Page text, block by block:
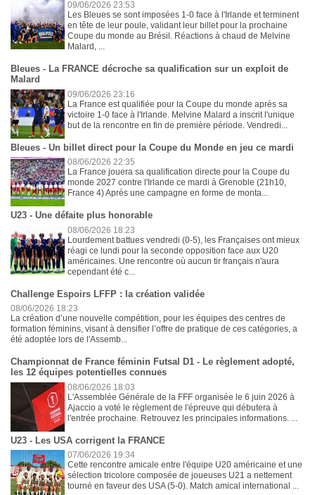
09/06/2026 23:53
Les Bleues se sont imposées 1-0 face à l'Irlande et terminent
en tête de leur poule, validant leur billet pour la prochaine
Coupe du monde au Brésil. Réactions à chaud de Melvine
Malard, ...
Bleues - La FRANCE décroche sa qualification sur un exploit de
Malard
09/06/2026 23:16
La France est qualifiée pour la Coupe du monde après sa
victoire 1-0 face à l'Irlande. Melvine Malard a inscrit l'unique
but de la rencontre en fin de première période. Vendredi...
Bleues - Un billet direct pour la Coupe du Monde en jeu ce mardi
08/06/2026 22:35
La France jouera sa qualification directe pour la Coupe du
monde 2027 contre l'Irlande ce mardi à Grenoble (21h10,
France 4) Après une campagne en forme de monta...
U23 - Une défaite plus honorable
08/06/2026 18:23
Lourdement battues vendredi (0-5), les Françaises ont mieux
réagi ce lundi pour la seconde opposition face aux U20
américaines. Une rencontre où aucun tir français n'aura
cependant été c...
Challenge Espoirs LFFP : la création validée
08/06/2026 18:23
La création d’une nouvelle compétition, pour les équipes des centres de
formation féminins, visant à densifier l’offre de pratique de ces catégories, a
été adoptée lors de l'Assemb...
Championnat de France féminin Futsal D1 - Le règlement adopté,
les 12 équipes potentielles connues
08/06/2026 18:03
L'Assemblée Générale de la FFF organisée le 6 juin 2026 à
Ajaccio a voté le règlement de l'épreuve qui débutera à
l'entrée prochaine. Retrouvez les principales informations. ...
U23 - Les USA corrigent la FRANCE
07/06/2026 19:34
Cette rencontre amicale entre l'équipe U20 américaine et une
sélection tricolore composée de joueuses U21 a nettement
tourné en faveur des USA (5-0). Match amical international ...